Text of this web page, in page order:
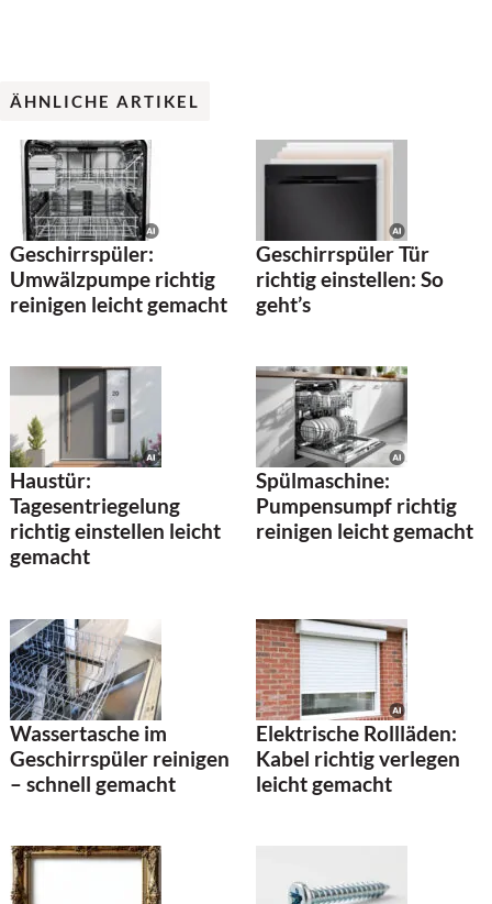
ÄHNLICHE ARTIKEL
Geschirrspüler:
Umwälzpumpe richtig
reinigen leicht gemacht
Geschirrspüler Tür
richtig einstellen: So
geht’s
Haustür:
Tagesentriegelung
richtig einstellen leicht
gemacht
Spülmaschine:
Pumpensumpf richtig
reinigen leicht gemacht
Wassertasche im
Geschirrspüler reinigen
– schnell gemacht
Elektrische Rollläden:
Kabel richtig verlegen
leicht gemacht